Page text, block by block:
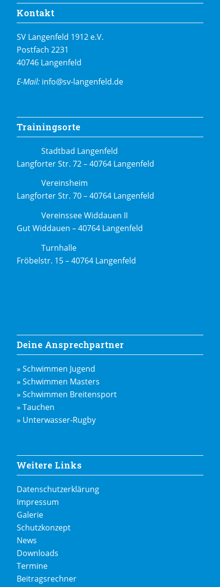
Kontakt
SV Langenfeld 1912 e.V.
Postfach 2231
40746 Langenfeld
E-Mail: info@sv-langenfeld.de
Trainingsorte
Stadtbad Langenfeld
Langforter Str. 72 – 40764 Langenfeld
Vereinsheim
Langforter Str. 70 – 40764 Langenfeld
Vereinssee Widdauen II
Gut Widdauen – 40764 Langenfeld
Turnhalle
Fröbelstr. 15 – 40764 Langenfeld
Deine Ansprechpartner
» Schwimmen Jugend
» Schwimmen Masters
» Schwimmen Breitensport
» Tauchen
» Unterwasser-Rugby
Weitere Links
Datenschutzerklärung
Impressum
Galerie
Schutzkonzept
News
Downloads
Termine
Beitragsrechner